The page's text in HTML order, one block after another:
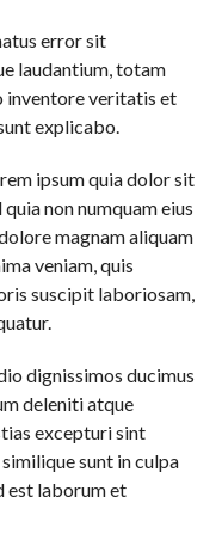
error sit
laudantium, totam
inventore veritatis et
explicabo.
ipsum quia dolor sit
non numquam eius
magnam aliquam
veniam, quis
suscipit laboriosam,
dignissimos ducimus
deleniti atque
excepturi sint
sunt in culpa
est laborum et